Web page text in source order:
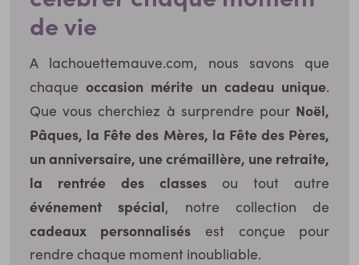
de vie
A lachouettemauve.com, nous savons que
chaqueoccasion mérite un cadeau unique.
Que vous cherchiez à surprendre pour Noël,
Pâques, la Fête des Mères, la Fête des Pères,
un anniversaire, une crémaillère, une retraite,
la rentrée des classes ou tout autre
événement spécial, notre collection de
cadeaux personnalisés est conçue pour
rendre chaque moment inoubliable.